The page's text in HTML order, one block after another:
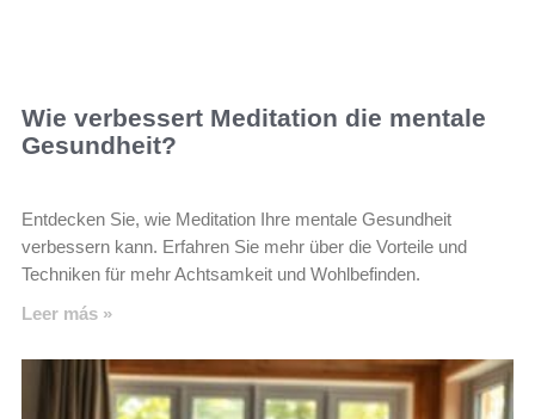
Wie verbessert Meditation die mentale
Gesundheit?
Entdecken Sie, wie Meditation Ihre mentale Gesundheit
verbessern kann. Erfahren Sie mehr über die Vorteile und
Techniken für mehr Achtsamkeit und Wohlbefinden.
Leer más »